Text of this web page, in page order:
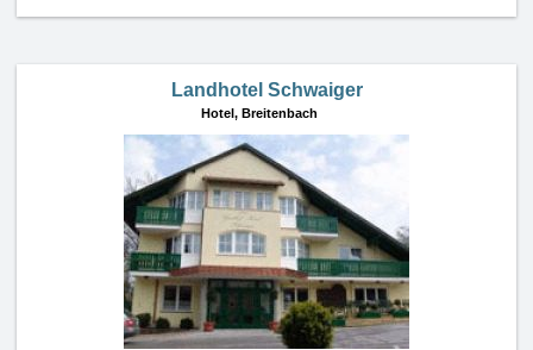
Landhotel Schwaiger
Hotel, Breitenbach